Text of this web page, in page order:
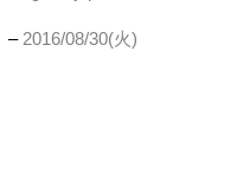
–2016/08/30(火)